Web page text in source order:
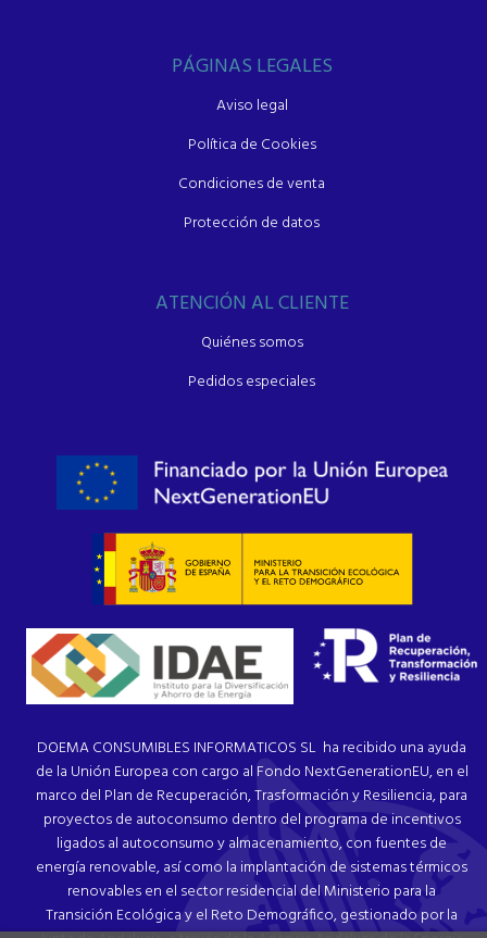
PÁGINAS LEGALES
Aviso legal
Política de Cookies
Condiciones de venta
Protección de datos
ATENCIÓN AL CLIENTE
Quiénes somos
Pedidos especiales
DOEMA CONSUMIBLES INFORMATICOS SL ha recibido una ayuda
de la Unión Europea con cargo al Fondo NextGenerationEU, en el
marco del Plan de Recuperación, Trasformación y Resiliencia, para
proyectos de autoconsumo dentro del programa de incentivos
ligados al autoconsumo y almacenamiento, con fuentes de
energía renovable, así como la implantación de sistemas térmicos
renovables en el sector residencial del Ministerio para la
Transición Ecológica y el Reto Demográfico, gestionado por la